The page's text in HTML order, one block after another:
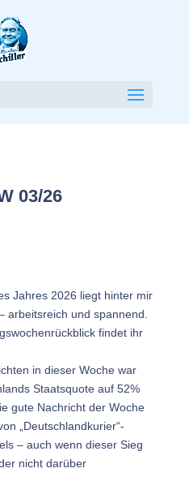
03/26
Jahres 2026 liegt hinter mir
arbeitsreich und spannend.
findet ihr
in dieser Woche war
Staatsquote auf 52%
gute Nachricht der Woche
„Deutschlandkurier“-
– auch wenn dieser Sieg
nicht darüber